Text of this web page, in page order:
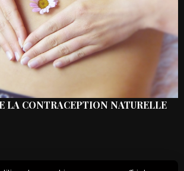
LA CONTRACEPTION NATURELLE